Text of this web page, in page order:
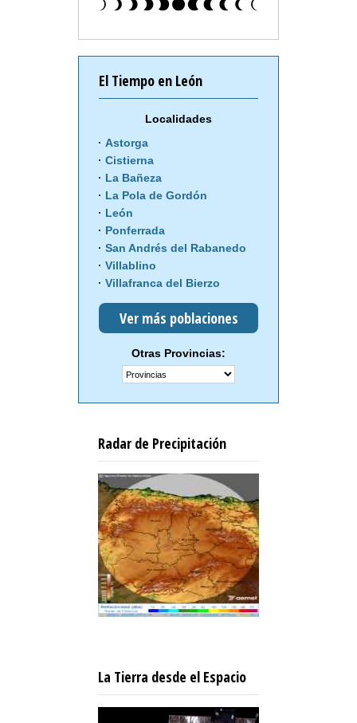
El Tiempo en León
Localidades
Astorga
Cistierna
La Bañeza
La Pola de Gordón
León
Ponferrada
San Andrés del Rabanedo
Villablino
Villafranca del Bierzo
Ver más poblaciones
Otras Provincias:
Radar de Precipitación
La Tierra desde el Espacio